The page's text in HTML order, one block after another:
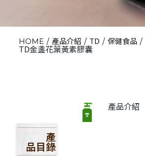
HOME / 產品介紹 / TD / 保健食品 /
TD金盞花葉黃素膠囊
產品介紹
產
品目錄